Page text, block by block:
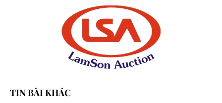
TIN BÀI KHÁC